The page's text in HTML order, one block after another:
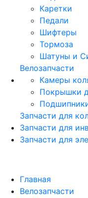
Каретки
Педали
Шифтеры
Тормоза
Шатуны и
Велозапчасти
Камеры
Покрышки
Запчасти для
Запчасти для
Запчасти для
Главная
Велозапчасти